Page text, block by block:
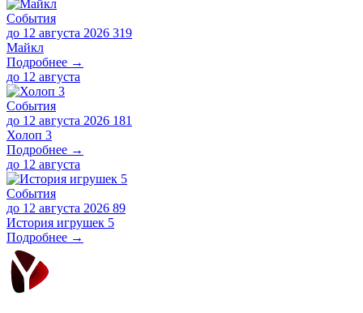
События
до 12 августа 2026 319
Майкл
Подробнее →
до 12 августа
События
до 12 августа 2026 181
Холоп 3
Подробнее →
до 12 августа
События
до 12 августа 2026 89
История игрушек 5
Подробнее →